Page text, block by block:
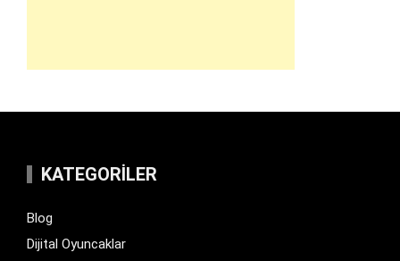
KATEGORILER
Blog
Dijital Oyuncaklar